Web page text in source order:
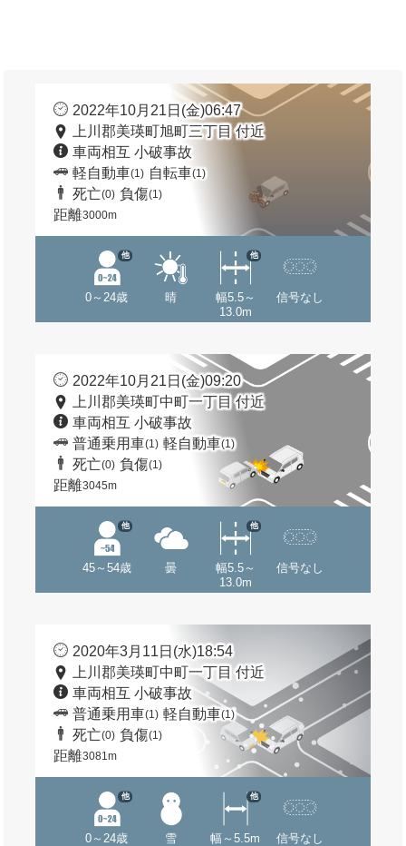
2022年10月21日(金)06:47
上川郡美瑛町旭町三丁目 付近
車両相互 小破事故
軽自動車(1) 自転車(1)
死亡(0) 負傷(1)
距離3000m
0～24歳
他
晴
幅5.5～
13.0m
他
信号なし
2022年10月21日(金)09:20
上川郡美瑛町中町一丁目 付近
車両相互 小破事故
普通乗用車(1) 軽自動車(1)
死亡(0) 負傷(1)
距離3045m
45～54歳
他
曇
幅5.5～
13.0m
他
信号なし
2020年3月11日(水)18:54
上川郡美瑛町中町一丁目 付近
車両相互 小破事故
普通乗用車(1) 軽自動車(1)
死亡(0) 負傷(1)
距離3081m
0～24歳
他
雪 幅～5.5m
他
信号なし